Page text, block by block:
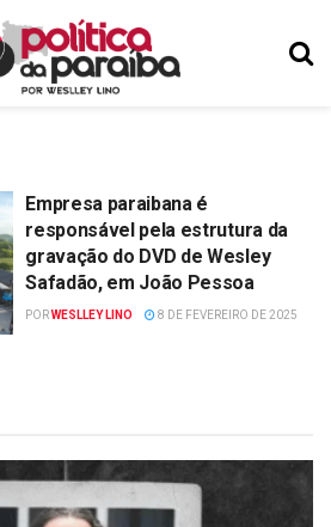
Empresa paraibana é
responsável pela estrutura da
gravação do DVD de Wesley
Safadão, em João Pessoa
PORWESLLEY LINO 8 DE FEVEREIRO DE 2025